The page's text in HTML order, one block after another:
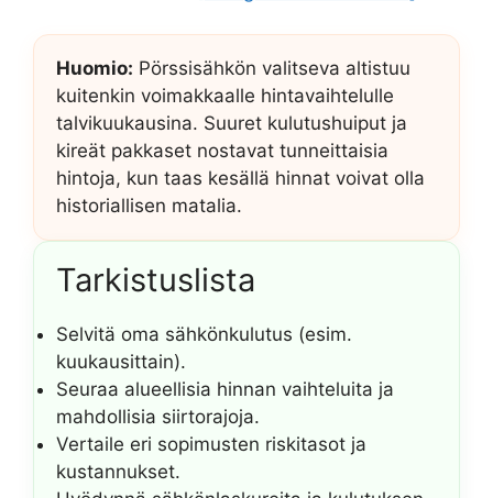
Huomio: Pörssisähkön valitseva altistuu
kuitenkin voimakkaalle hintavaihtelulle
talvikuukausina. Suuret kulutushuiput ja
kireät pakkaset nostavat tunneittaisia
hintoja, kun taas kesällä hinnat voivat olla
historiallisen matalia.
Tarkistuslista
Selvitä oma sähkönkulutus (esim.
kuukausittain).
Seuraa alueellisia hinnan vaihteluita ja
mahdollisia siirtorajoja.
Vertaile eri sopimusten riskitasot ja
kustannukset.